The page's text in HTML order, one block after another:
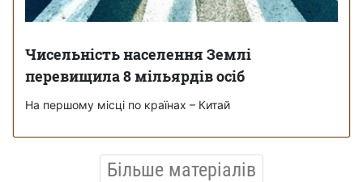
Чисельність населення Землі
перевищила 8 мільярдів осіб
На першому місці по країнах – Китай
Більше матеріалів